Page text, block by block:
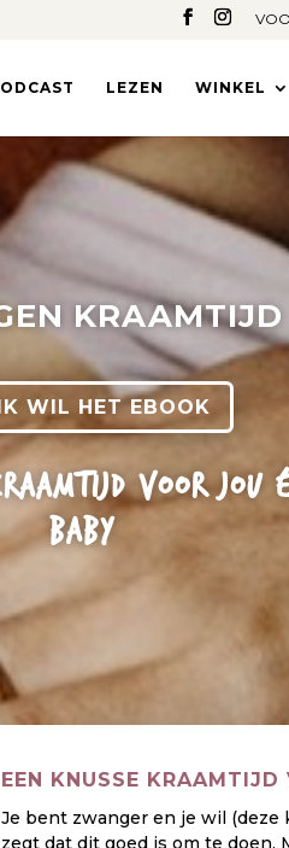
LEZEN WINKEL
KRAAMTIJD
WIL HET EBOOK
VOOR JOU
BABY
EEN KNUSSE
Je bent zwanger en je wil (deze
zegt dat dit goed is om te doen.